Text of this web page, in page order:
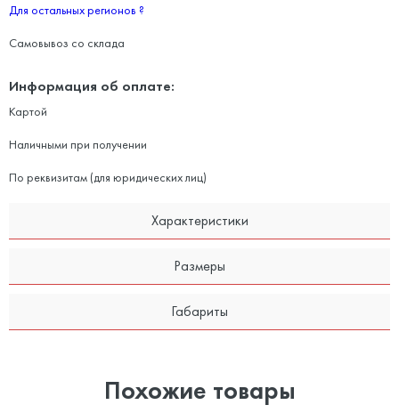
Для остальных регионов ?
Самовывоз со склада
Информация об оплате:
Картой
Наличными при получении
По реквизитам (для юридических лиц)
Характеристики
Размеры
Габариты
Похожие товары